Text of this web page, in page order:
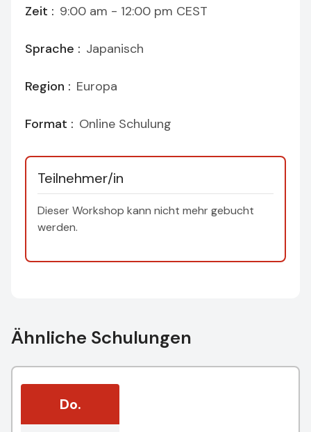
Zeit : 9:00 am - 12:00 pm CEST
Sprache : Japanisch
Region : Europa
Format : Online Schulung
Teilnehmer/in
Dieser Workshop kann nicht mehr gebucht
werden.
Ähnliche Schulungen
Do.